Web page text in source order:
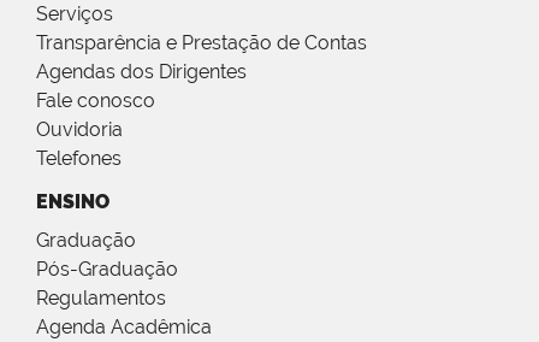
Serviços
Transparência e Prestação de Contas
Agendas dos Dirigentes
Fale conosco
Ouvidoria
Telefones
ENSINO
Graduação
Pós-Graduação
Regulamentos
Agenda Acadêmica